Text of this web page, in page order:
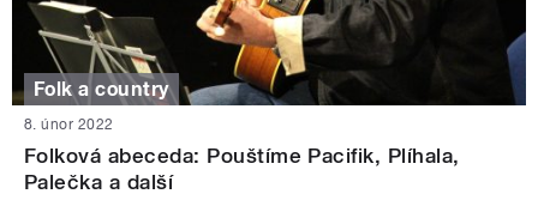
Folk a country
8. únor 2022
Folková abeceda: Pouštíme Pacifik, Plíhala,
Palečka a další